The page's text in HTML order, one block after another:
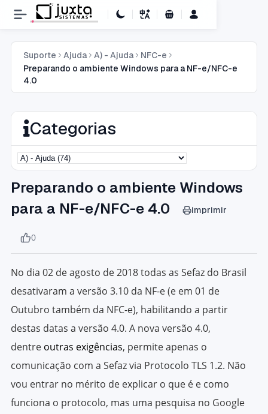
Carrinho de Compras
Suporte Ajuda A) - Ajuda
NFC-e
Preparando o ambiente Windows para a NF-e/NFC-e
4.0
Categorias
Preparando o ambiente Windows
para a NF-e/NFC-e 4.0
imprimir
0
No dia 02 de agosto de 2018 todas as Sefaz do Brasil
desativaram a versão 3.10 da NF-e (e em 01 de
Outubro também da NFC-e), habilitando a partir
destas datas a versão 4.0. A nova versão 4.0,
dentre outras exigências, permite apenas o
comunicação com a Sefaz via Protocolo TLS 1.2. Não
vou entrar no mérito de explicar o que é e como
funciona o protocolo, mas uma pesquisa no Google